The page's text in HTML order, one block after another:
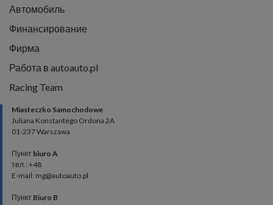
Автомобиль
Финансирование
Фирма
Работа в autoauto.pl
Racing Team
Miasteczko Samochodowe
Juliana Konstantego Ordona 2A
01-237 Warszawa
Пункт biuro A
тел.: +48
E-mail: mg@autoauto.pl
Пункт Biuro B